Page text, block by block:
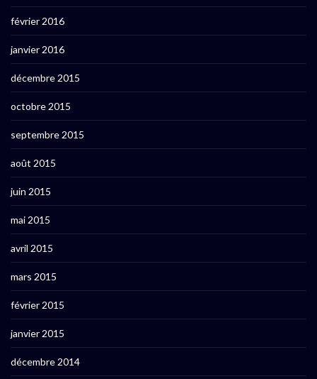
février 2016
janvier 2016
décembre 2015
octobre 2015
septembre 2015
août 2015
juin 2015
mai 2015
avril 2015
mars 2015
février 2015
janvier 2015
décembre 2014